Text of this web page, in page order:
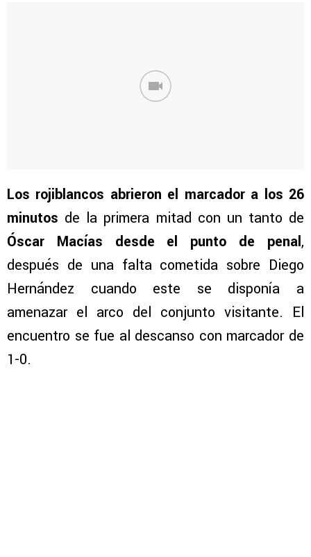
Los rojiblancos abrieron el marcador a los 26
minutos de la primera mitad con un tanto de
Óscar Macías desde el punto de penal,
después de una falta cometida sobre Diego
Hernández cuando este se disponía a
amenazar el arco del conjunto visitante. El
encuentro se fue al descanso con marcador de
1-0.